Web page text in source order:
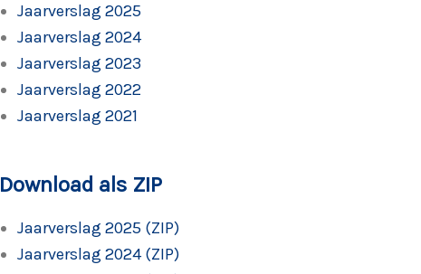
Jaarverslag 2025
Jaarverslag 2024
Jaarverslag 2023
Jaarverslag 2022
Jaarverslag 2021
Download als ZIP
Jaarverslag 2025 (ZIP)
Jaarverslag 2024 (ZIP)